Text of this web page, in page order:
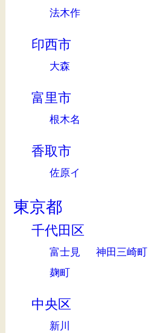
法木作
印西市
大森
富里市
根木名
香取市
佐原イ
東京都
千代田区
富士見 神田三崎町
麹町
中央区
新川